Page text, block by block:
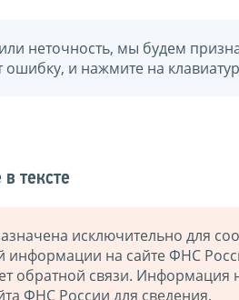
неточность, мы будем
и нажмите на
тексте
исключительно для
информации на сайте ФНС
обратной связи. Информация
ФНС России для сведения.